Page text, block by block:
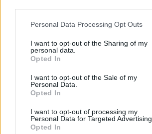
Personal Data Processing Opt Outs
I want to opt-out of the Sharing of my
personal data.
Opted In
I want to opt-out of the Sale of my
Personal Data.
Opted In
I want to opt-out of processing my
Personal Data for Targeted Advertising.
Opted In